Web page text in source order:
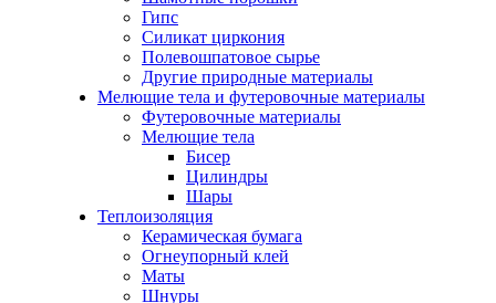
Гипс
Силикат циркония
Полевошпатовое сырье
Другие природные материалы
Мелющие тела и футеровочные материалы
Футеровочные материалы
Мелющие тела
Бисер
Цилиндры
Шары
Теплоизоляция
Керамическая бумага
Огнеупорный клей
Маты
Шнуры